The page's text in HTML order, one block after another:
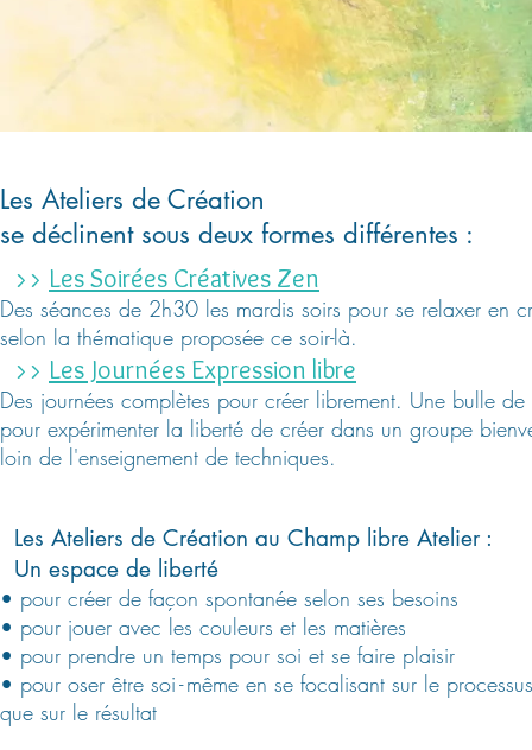
Les Ateliers de Création
se déclinent sous deux formes différentes :
>> Les Soirées Créatives Zen
Des séances de 2h30 les mardis soirs pour se relaxer en
selon la thématique proposée ce soir-là.
>> Les Journées Expression libre
Des journées complètes pour créer librement. Une bulle
pour expérimenter la liberté de créer dans un groupe
loin de l'enseignement de techniques.
Les Ateliers de Création au Champ libre Atelier :
Un espace de liberté
• pour créer de façon spontanée selon ses besoins
• pour jouer avec les couleurs et les matières
• pour prendre un temps pour soi et se faire plaisir
• pour oser être soi-même en se focalisant sur le pro
que sur le résultat